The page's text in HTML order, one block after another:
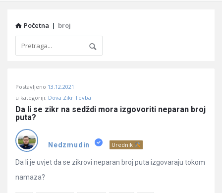
Početna | broj
Učene
Latest
Pitanja
Postavljeno 13.12.2021
u kategoriji: Dova Zikr Tevba
Da li se zikr na sedždi mora izgovoriti neparan broj
puta?
Nedzmudin Urednik
Da li je uvjet da se zikrovi neparan broj puta izgovaraju tokom
namaza?